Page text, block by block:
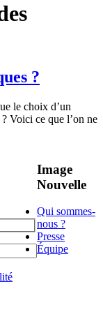
?
le choix d’un
Voici ce que l’on ne
Image
Nouvelle
Qui sommes-
nous ?
Presse
Équipe